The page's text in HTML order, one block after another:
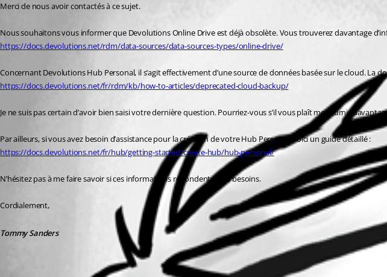
Merci de nous avoir contactés à ce sujet.
Nous souhaitons vous informer que Devolutions Online Drive est déjà obsolète. Vous trouverez davantage
https://docs.devolutions.net/rdm/data-sources/data-sources-types/online-drive/
Concernant Devolutions Hub Personal, il s’agit effectivement d’une source de données basée sur le cloud.
https://docs.devolutions.net/fr/rdm/kb/how-to-articles/deprecated-cloud-backup/
Je ne suis pas certain d’avoir bien saisi votre dernière question. Pourriez-vous s’il vous plaît me fournir
Par ailleurs, si vous avez besoin d’assistance pour la création de votre Hub Personal, voici un guide détaillé :
https://docs.devolutions.net/fr/hub/getting-started/create-hub/hub-personal/
N’hésitez pas à me faire savoir si ces informations répondent à vos besoins.
Cordialement,
Tommy Sanders